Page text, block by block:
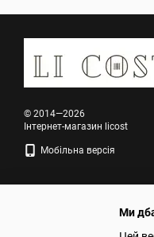
© 2014—2026
Інтернет-магазин licost
Мобільна версія
Ми